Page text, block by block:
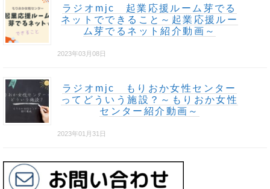
ラジオmjc 起業応援ルーム芽でる
ネットでできること～起業応援ルー
ム芽でるネット紹介動画～
2023年03月08日
ラジオmjc もりおか女性センター
ってどういう施設？～もりおか女性
センター紹介動画～
2023年01月31日